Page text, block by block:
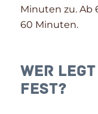
Minuten zu. Ab
60 Minuten.
Wer legt
fest?